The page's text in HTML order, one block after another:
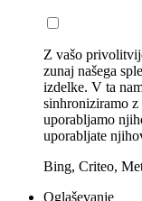
Z vašo
zunaj našega
izdelke. V ta
sinhroniziramo
uporabljamo
uporabljate
Bing, Criteo,
Oglaševanje